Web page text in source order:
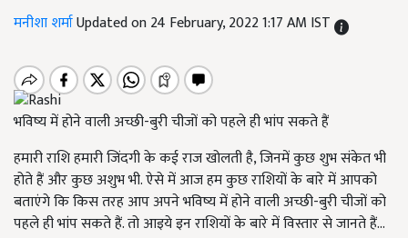
मनीशा शर्माUpdated on 24 February, 2022 1:17 AM IST
भविष्य में होने वाली अच्छी-बुरी चीजों को पहले ही भांप सकते हैं
हमारी राशि हमारी जिंदगी के कई राज खोलती है, जिनमें कुछ शुभ संकेत भी
होते हैं और कुछ अशुभ भी. ऐसे में आज हम कुछ राशियों के बारे में आपको
बताएंगे कि किस तरह आप अपने भविष्य में होने वाली अच्छी-बुरी चीजों को
पहले ही भांप सकते हैं. तो आइये इन राशियों के बारे में विस्तार से जानते हैं...